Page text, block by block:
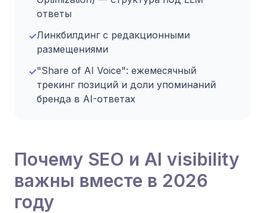
ответы
✓Линкбилдинг с редакционными
размещениями
✓"Share of AI Voice": ежемесячный
трекинг позиций и доли упоминаний
бренда в AI-ответах
Почему SEO и AI visibility
важны вместе в 2026
году